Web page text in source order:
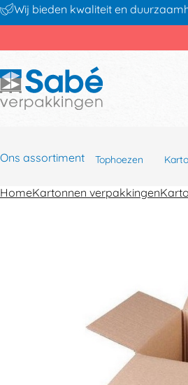
Wij bieden kwaliteit en
Ons assortiment Tophoezen
HomeKartonnen verpakkingen